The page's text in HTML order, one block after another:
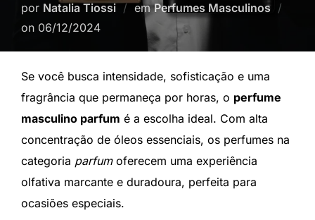
por Natalia Tiossi emPerfumes Masculinos
on Postado
06/12/2024
Se você busca intensidade, sofisticação e uma
fragrância que permaneça por horas, o perfume
masculino parfum é a escolha ideal. Com alta
concentração de óleos essenciais, os perfumes na
categoria parfumoferecem uma experiência
olfativa marcante e duradoura, perfeita para
ocasiões especiais.